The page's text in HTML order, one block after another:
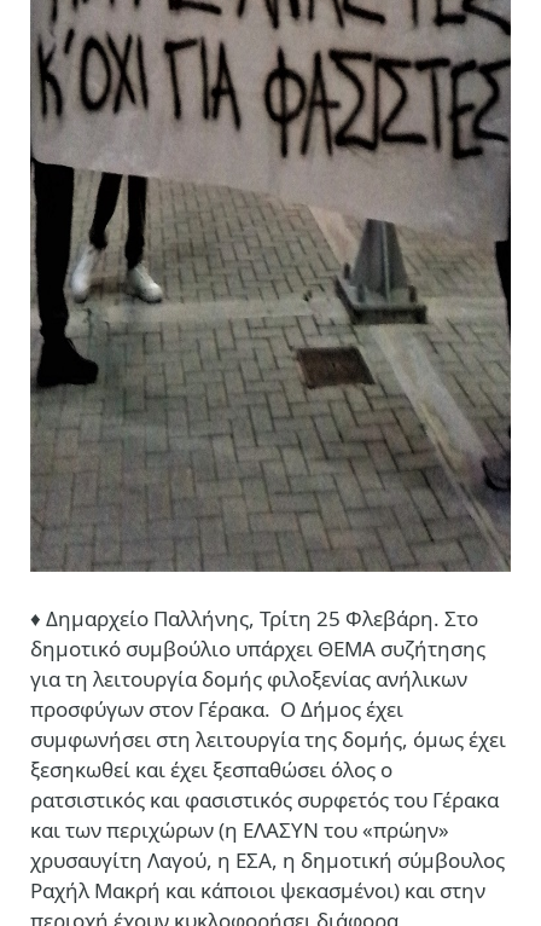
♦ Δημαρχείο Παλλήνης, Τρίτη 25 Φλεβάρη. Στο
δημοτικό συμβούλιο υπάρχει ΘΕΜΑ συζήτησης
για τη λειτουργία δομής φιλοξενίας ανήλικων
προσφύγων στον Γέρακα. Ο Δήμος έχει
συμφωνήσει στη λειτουργία της δομής, όμως έχει
ξεσηκωθεί και έχει ξεσπαθώσει όλος ο
ρατσιστικός και φασιστικός συρφετός του Γέρακα
και των περιχώρων (η ΕΛΑΣΥΝ του «πρώην»
χρυσαυγίτη Λαγού, η ΕΣΑ, η δημοτική σύμβουλος
Ραχήλ Μακρή και κάποιοι ψεκασμένοι) και στην